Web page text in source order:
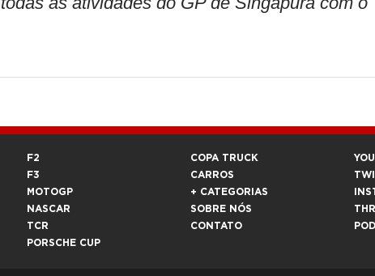
F2
F3
MOTOGP
NASCAR
TCR
PORSCHE CUP
COPA TRUCK
CARROS
+ CATEGORIAS
SOBRE NÓS
CONTATO